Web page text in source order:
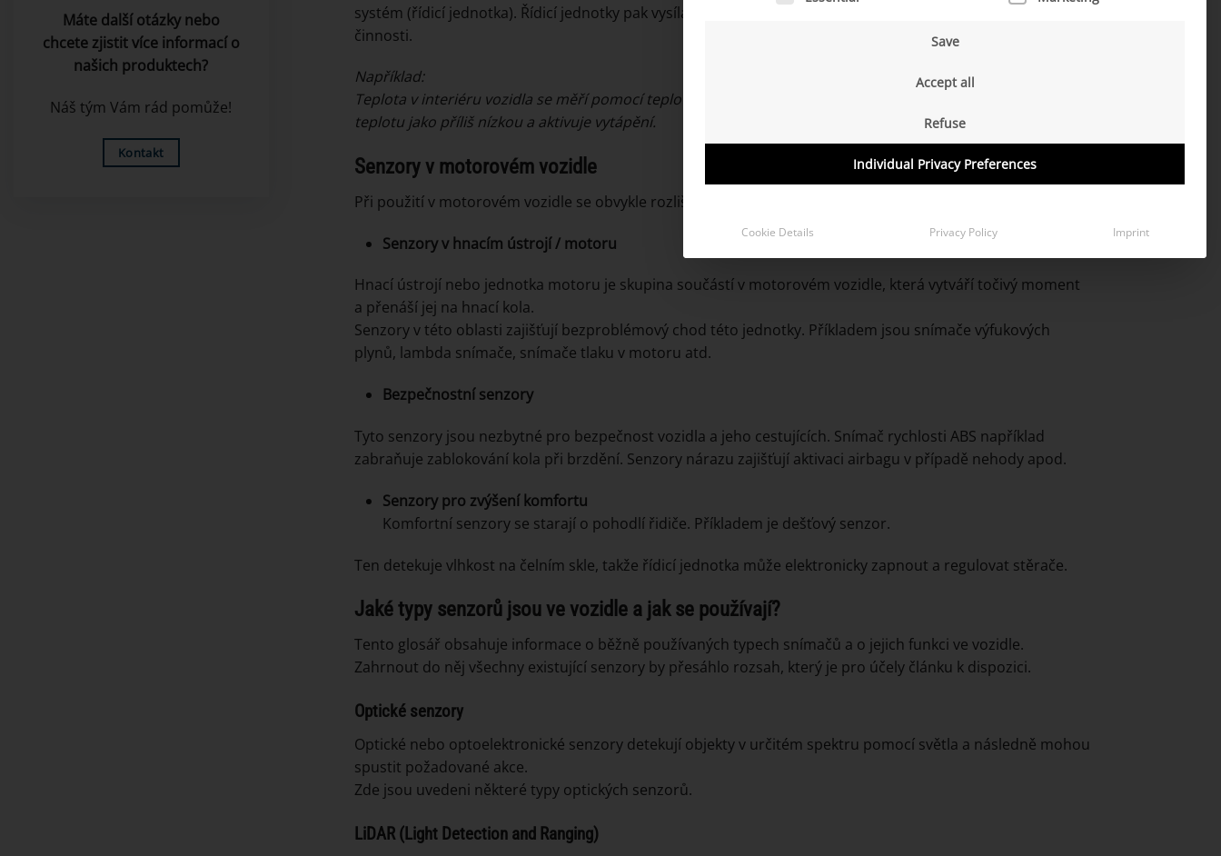
Máte další otázky nebo
chcete zjistit více informací o
našich produktech?
Náš tým Vám rád pomůže!
Kontakt
systém (řídicí jednotka). Řídicí jednotky pak vysílají signály aktorům, aby provedly potřebná nastavení nebo
činnosti.
Například:
Teplota v interiéru vozidla se měří pomocí teplotního čidla. Elektronický řídicí systém vyhodnotí naměřenou
teplotu jako příliš nízkou a aktivuje vytápění.
Senzory v motorovém vozidle
Při použití v motorovém vozidle se obvykle rozlišují tři hlavní kategorie senzorů:
Senzory v hnacím ústrojí / motoru
Hnací ústrojí nebo jednotka motoru je skupina součástí v motorovém vozidle, která vytváří točivý moment
a přenáší jej na hnací kola.
Senzory v této oblasti zajišťují bezproblémový chod této jednotky. Příkladem jsou snímače výfukových
plynů, lambda snímače, snímače tlaku v motoru atd.
Bezpečnostní senzory
Tyto senzory jsou nezbytné pro bezpečnost vozidla a jeho cestujících. Snímač rychlosti ABS například
zabraňuje zablokování kola při brzdění. Senzory nárazu zajišťují aktivaci airbagu v případě nehody apod.
Senzory pro zvýšení komfortu
Komfortní senzory se starají o pohodlí řidiče. Příkladem je dešťový senzor.
Ten detekuje vlhkost na čelním skle, takže řídicí jednotka může elektronicky zapnout a regulovat stěrače.
Jaké typy senzorů jsou ve vozidle a jak se používají?
Tento glosář obsahuje informace o běžně používaných typech snímačů a o jejich funkci ve vozidle.
Zahrnout do něj všechny existující senzory by přesáhlo rozsah, který je pro účely článku k dispozici.
Optické senzory
Optické nebo optoelektronické senzory detekují objekty v určitém spektru pomocí světla a následně mohou
spustit požadované akce.
Zde jsou uvedeni některé typy optických senzorů.
LiDAR(Light Detection and Ranging)
Save
Accept all
Refuse
Individual Privacy Preferences
Cookie Details Privacy Policy Imprint